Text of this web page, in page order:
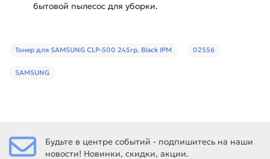
бытовой пылесос для уборки.
Тонер для SAMSUNG CLP-500 245гр. Black IPM 02556
SAMSUNG
Будьте в центре событий - подпишитесь на наши
новости! Новинки, скидки, акции.